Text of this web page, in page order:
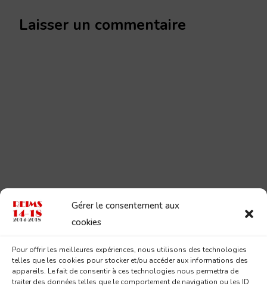
Gérer le consentement aux
cookies
Pour offrir les meilleures expériences, nous utilisons des technologies
telles que les cookies pour stocker et/ou accéder aux informations des
appareils. Le fait de consentir à ces technologies nous permettra de
traiter des données telles que le comportement de navigation ou les ID
Laisser un commentaire